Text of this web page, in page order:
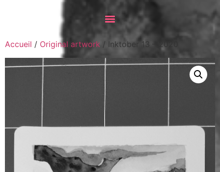
Accueil / Original artwork / Inktober 13 – 2020